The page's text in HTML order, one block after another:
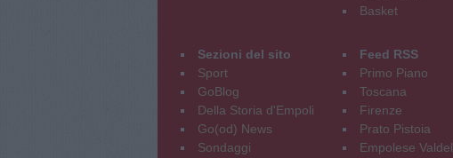
Basket
Sezioni del sito
Sport
GoBlog
Della Storia d'Empoli
Go(od) News
Sondaggi
Feed RSS
Primo Piano
Toscana
Firenze
Prato Pistoia
Empolese